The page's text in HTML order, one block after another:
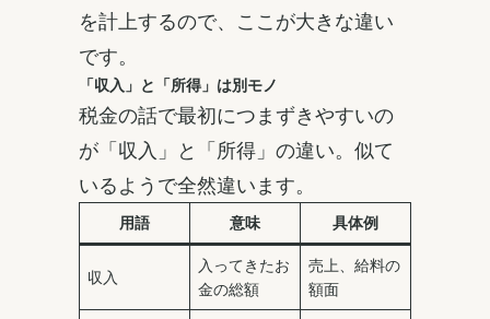
を計上するので、ここが大きな違い
です。
「収入」と「所得」は別モノ
税金の話で最初につまずきやすいの
が「収入」と「所得」の違い。似て
いるようで全然違います。
用語 意味 具体例
収入
入ってきたお
金の総額
売上、給料の
額面